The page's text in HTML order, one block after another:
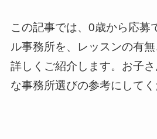
この記事では、0歳から応募
ル事務所を、レッスンの有
詳しくご紹介します。お子
な事務所選びの参考にしてく